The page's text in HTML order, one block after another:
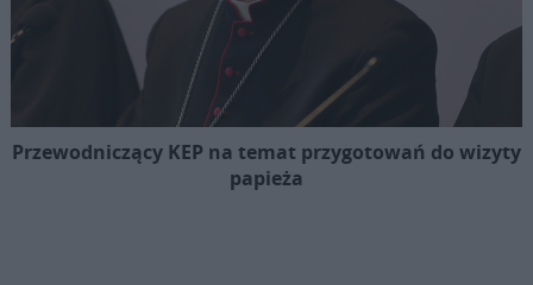
Przewodniczący KEP na temat przygotowań do wizyty
papieża